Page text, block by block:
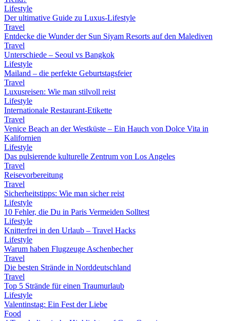
Lifestyle
Der ultimative Guide zu Luxus-Lifestyle
Travel
Entdecke die Wunder der Sun Siyam Resorts auf den Malediven
Travel
Unterschiede – Seoul vs Bangkok
Lifestyle
Mailand – die perfekte Geburtstagsfeier
Travel
Luxusreisen: Wie man stilvoll reist
Lifestyle
Internationale Restaurant-Etikette
Travel
Venice Beach an der Westküste – Ein Hauch von Dolce Vita in
Kalifornien
Lifestyle
Das pulsierende kulturelle Zentrum von Los Angeles
Travel
Reisevorbereitung
Travel
Sicherheitstipps: Wie man sicher reist
Lifestyle
10 Fehler, die Du in Paris Vermeiden Solltest
Lifestyle
Knitterfrei in den Urlaub – Travel Hacks
Lifestyle
Warum haben Flugzeuge Aschenbecher
Travel
Die besten Strände in Norddeutschland
Travel
Top 5 Strände für einen Traumurlaub
Lifestyle
Valentinstag: Ein Fest der Liebe
Food